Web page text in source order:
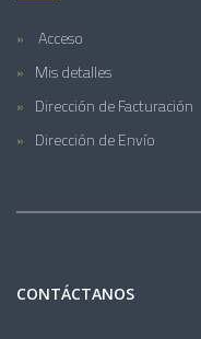
Acceso
Mis detalles
Dirección de Facturación
Dirección de Envío
CONTÁCTANOS